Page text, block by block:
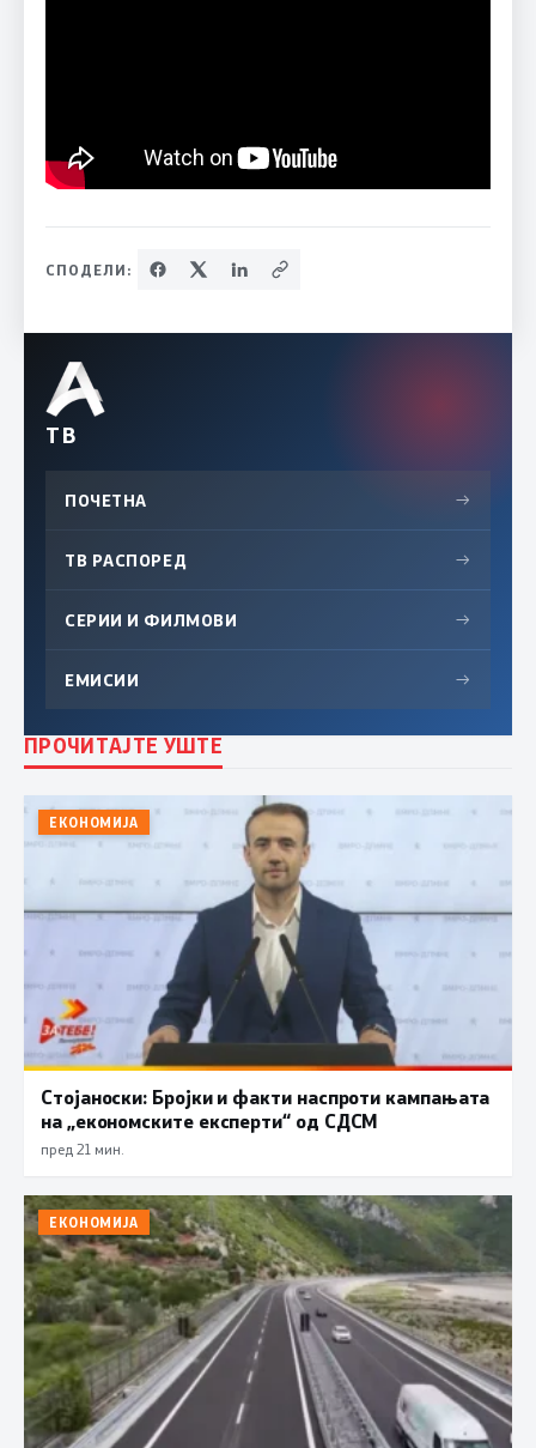
СПОДЕЛИ:
ТВ
ПОЧЕТНА →
ТВ РАСПОРЕД →
СЕРИИ И ФИЛМОВИ →
ЕМИСИИ →
ПРОЧИТАЈТЕ УШТЕ
ЕКОНОМИЈА
Стојаноски: Бројки и факти наспроти кампањата
на „економските експерти“ од СДСM
пред 21 мин.
ЕКОНОМИЈА